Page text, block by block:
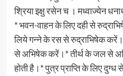
श्रिया इक्षु रसेन च । मध्वाज्येन
* भवन-वाहन के लिए दही से
लिये गन्ने के रस से रुद्राभिषेक
से अभिषेक करें।* तीर्थ के जल से
होती है।* पुत्र प्राप्ति के लिए